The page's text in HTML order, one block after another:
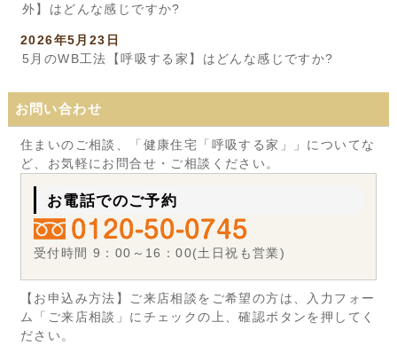
外】はどんな感じですか?
2026年5月23日
5月のWB工法【呼吸する家】はどんな感じですか?
お問い合わせ
住まいのご相談、「健康住宅「呼吸する家」」についてな
ど、お気軽にお問合せ・ご相談ください。
お電話でのご予約
受付時間 9：00～16：00(土日祝も営業)
【お申込み方法】ご来店相談をご希望の方は、入力フォー
ム「ご来店相談」にチェックの上、確認ボタンを押してく
ださい。